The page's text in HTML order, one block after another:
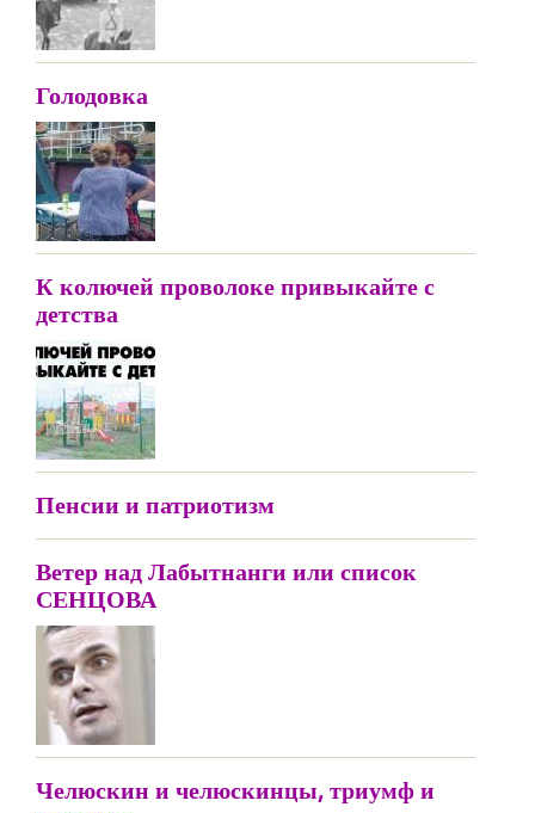
Голодовка
К колючей проволоке привыкайте с
детства
Пенсии и патриотизм
Ветер над Лабытнанги или список
СЕНЦОВА
Челюскин и челюскинцы, триумф и